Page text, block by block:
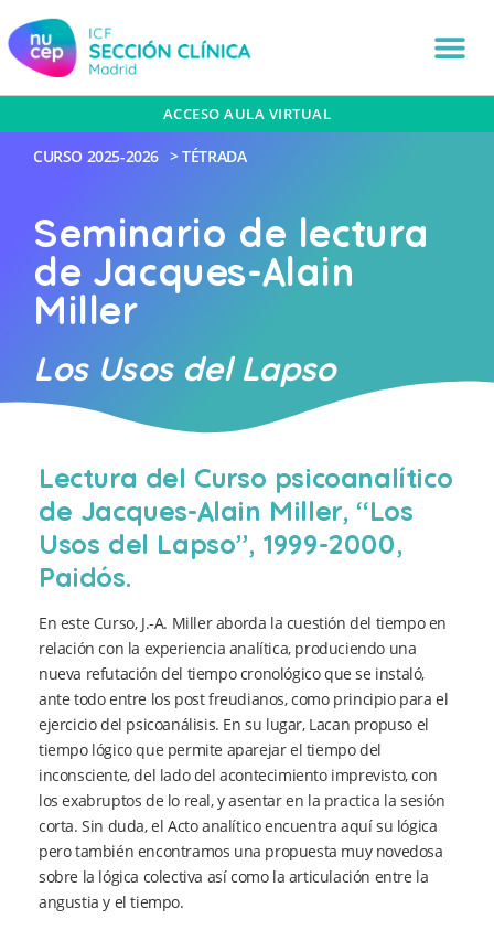
ACCESO AULA VIRTUAL
CURSO 2025-2026 >TÉTRADA
Seminario de lectura
de Jacques-Alain
Miller
Los Usos del Lapso
Lectura del Curso psicoanalítico
de Jacques-Alain Miller, “Los
Usos del Lapso”, 1999-2000,
Paidós.
En este Curso, J.-A. Miller aborda la cuestión del tiempo en
relación con la experiencia analítica, produciendo una
nueva refutación del tiempo cronológico que se instaló,
ante todo entre los post freudianos, como principio para el
ejercicio del psicoanálisis. En su lugar, Lacan propuso el
tiempo lógico que permite aparejar el tiempo del
inconsciente, del lado del acontecimiento imprevisto, con
los exabruptos de lo real, y asentar en la practica la sesión
corta. Sin duda, el Acto analítico encuentra aquí su lógica
pero también encontramos una propuesta muy novedosa
sobre la lógica colectiva así como la articulación entre la
angustia y el tiempo.